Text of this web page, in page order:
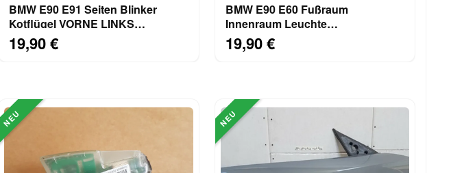
BMW E90 E91 Seiten Blinker
Kotflügel VORNE LINKS
Zusatzblinkleuchte 6932998
19,90 €
BMW E90 E60 Fußraum
Innenraum Leuchte
Handschuhfach Innenleuchte
Lampe 8360588
19,90 €
NEU NEU